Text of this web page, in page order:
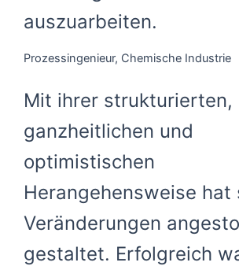
auszuarbeiten.
Prozessingenieur, Chemische Industrie
Mit ihrer strukturierten,
ganzheitlichen und
optimistischen
Herangehensweise hat
Veränderungen
gestaltet. Erfolgreich